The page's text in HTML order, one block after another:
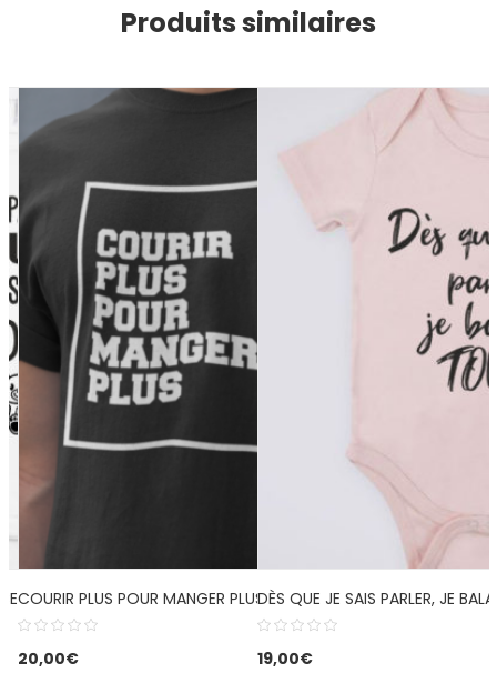
Produits similaires
DE MON DOUDOU
COURIR PLUS POUR MANGER PLUS
20,00€
DÈS QUE JE SAIS PARLER, JE
19,00€